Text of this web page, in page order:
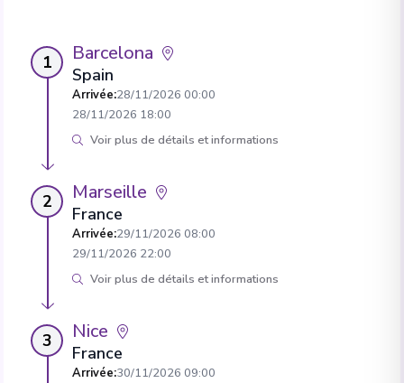
1 Barcelona
Spain
Arrivée:28/11/2026 00:00
28/11/2026 18:00
Voir plus de détails et informations
2 Marseille
France
Arrivée:29/11/2026 08:00
29/11/2026 22:00
Voir plus de détails et informations
3 Nice
France
Arrivée:30/11/2026 09:00